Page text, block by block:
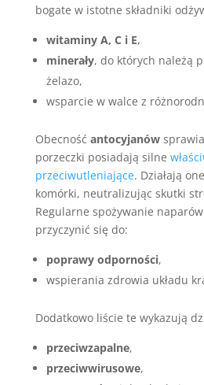
bogate w istotne składniki
witaminy A, C i E,
minerały, do których należą
żelazo,
wsparcie w walce z
Obecność antocyjanów
porzeczki posiadają silne
przeciwutleniające. Działają
komórki, neutralizując skutki
Regularne spożywanie
przyczynić się do:
poprawy odporności,
wspierania zdrowia układu
Dodatkowo liście te wykazują
przeciwzapalne,
przeciwwirusowe,